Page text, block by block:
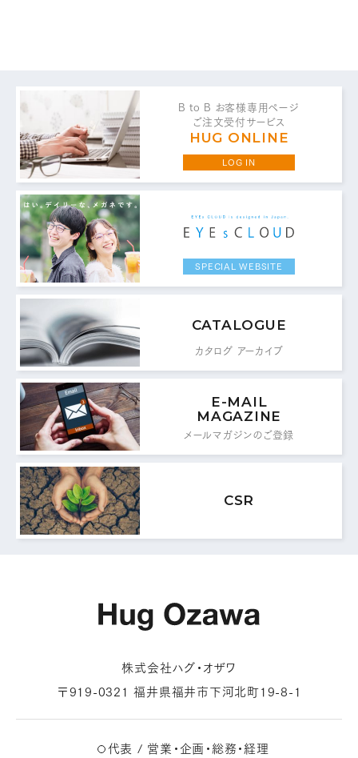
MAIL FORM
メールフォームはこちら
B to B お客様専用ページ
ご注文受付サービス
HUG ONLINE
LOG IN
SPECIAL WEBSITE
CATALOGUE
カタログ アーカイブ
E-MAIL
MAGAZINE
メールマガジンのご登録
CSR
株式会社ハグ・オザワ
〒919-0321 福井県福井市下河北町19-8-1
代表 / 営業・企画・総務・経理